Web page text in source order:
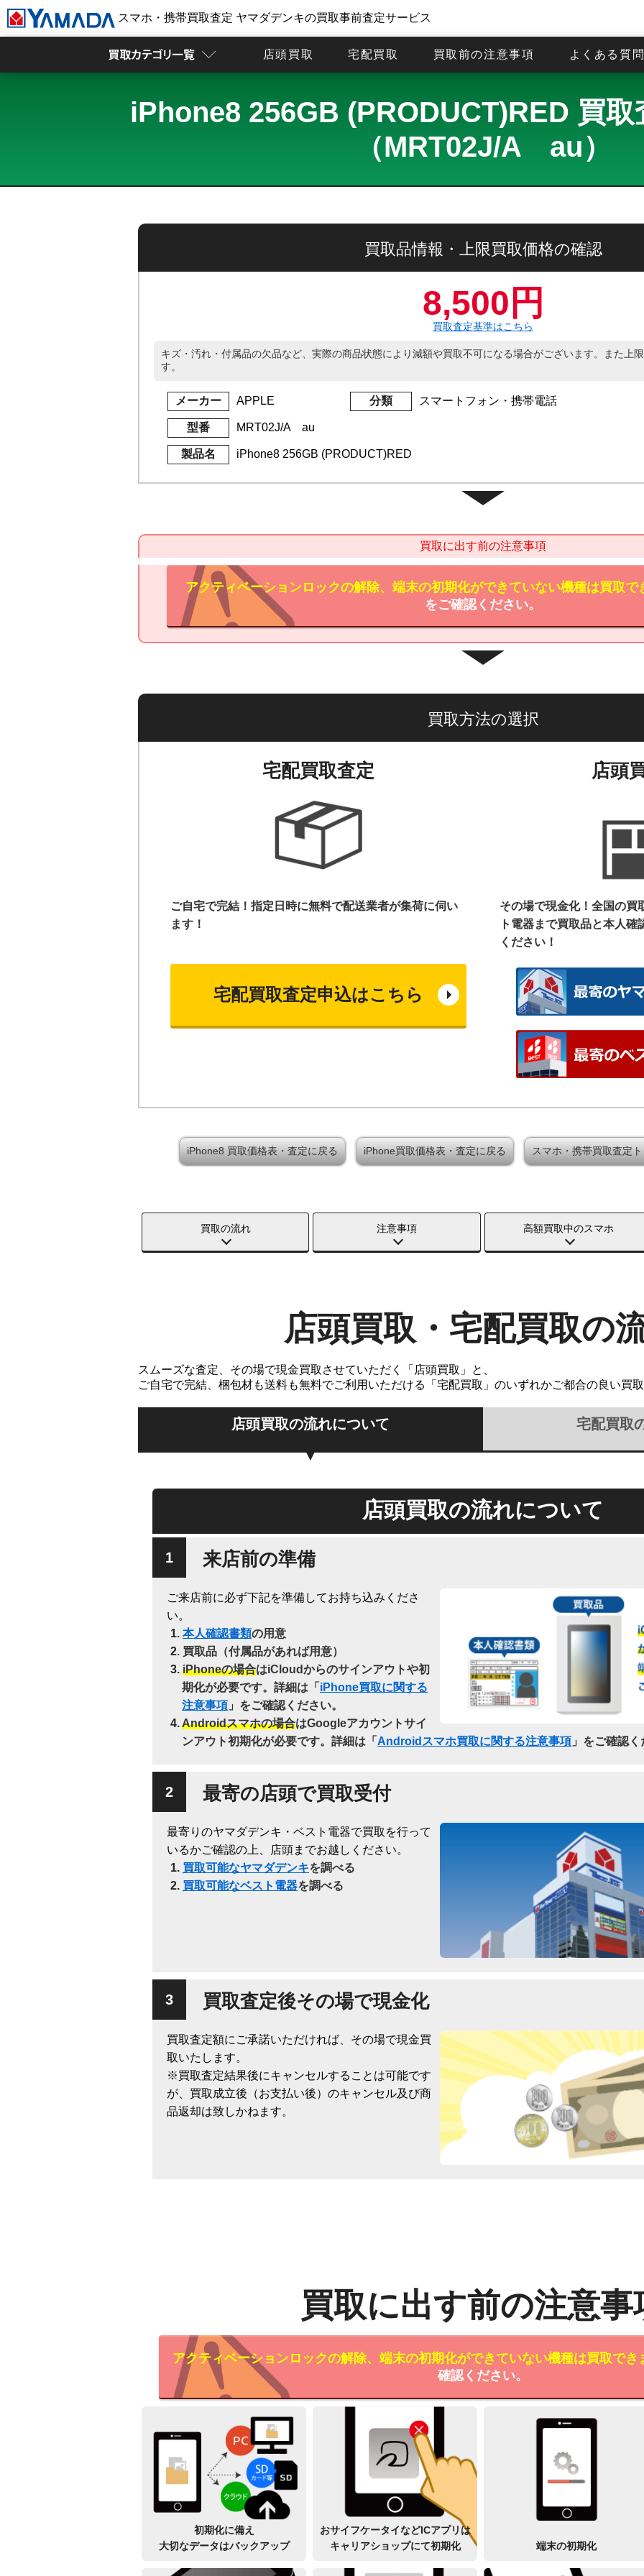
スマホ・携帯買取査定 ヤマダデンキの買取事前査定サービス
店頭買取 宅配買取 買取前の注意事項 よくある質
iPhone8 256GB (PRODUCT)RED 買取
（MRT02J/A au）
買取品情報・上限買取価格の確認
8,500円
買取査定基準はこちら
キズ・汚れ・付属品の欠品など、実際の商品状態により減額や買取不可になる場合がございます。また上
す。
メーカー APPLE 分類 スマートフォン・携帯電話
型番 MRT02J/A au
製品名 iPhone8 256GB (PRODUCT)RED
買取に出す前の注意事項
アクティベーションロックの解除、端末の初期化ができていない機種は買取で
をご確認ください。
買取方法の選択
宅配買取査定
ご自宅で完結！指定日時に無料で配送業者が集荷に伺い
ます！
宅配買取査定申込はこちら
店頭
その場で現金化！全国の買
ト電器まで買取品と本人確
ください！
iPhone8 買取価格表・査定に戻る iPhone買取価格表・査定に戻る スマホ・携帯買取査定
買取の流れ 注意事項 高額買取中のスマホ
店頭買取・宅配買取の
スムーズな査定、その場で現金買取させていただく「店頭買取」と、
ご自宅で完結、梱包材も送料も無料でご利用いただける「宅配買取」のいずれかご都合の良い買
店頭買取の流れについて 宅配買取
店頭買取の流れについて
来店前の準備
ご来店前に必ず下記を準備してお持ち込みくださ
い。
本人確認書類の用意
買取品（付属品があれば用意）
iPhoneの場合はiCloudからのサインアウトや初
期化が必要です。詳細は「 iPhone買取に関する
注意事項 」をご確認ください。
Androidスマホの場合はGoogleアカウントサイ
ンアウト初期化が必要です。詳細は「 Androidスマホ買取に関する注意事項 」をご確認
最寄の店頭で買取受付
最寄りのヤマダデンキ・ベスト電器で買取を行って
いるかご確認の上、店頭までお越しください。
買取可能なヤマダデンキを調べる
買取可能なベスト電器を調べる
買取査定後その場で現金化
買取査定額にご承諾いただければ、その場で現金買
取いたします。
※買取査定結果後にキャンセルすることは可能です
が、買取成立後（お支払い後）のキャンセル及び商
品返却は致しかねます。
買取に出す前の注意事
アクティベーションロックの解除、端末の初期化ができていない機種は買取でき
確認ください。
初期化に備え
大切なデータはバックアップ
おサイフケータイなどICアプリは
キャリアショップにて初期化
端末の初期化